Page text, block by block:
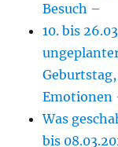
Besuch –
10. bis
Emotionen
Was
bis